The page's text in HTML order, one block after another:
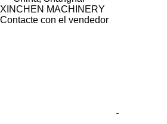
XINCHEN MACHINERY
Contacte con el vendedor